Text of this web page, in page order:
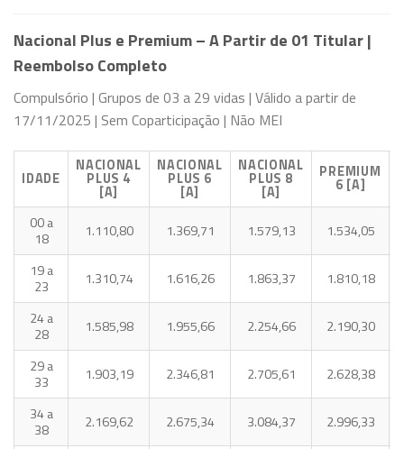
Nacional Plus e Premium – A Partir de 01 Titular |
Reembolso Completo
Compulsório | Grupos de 03 a 29 vidas | Válido a partir de
17/11/2025 | Sem Coparticipação | Não MEI
IDADE
NACIONAL
PLUS 4
[A]
NACIONAL
PLUS 6
[A]
NACIONAL
PLUS 8
[A]
PREMIUM
6 [A]
00 a
18
1.110,80 1.369,71 1.579,13 1.534,05
19 a
23
1.310,74 1.616,26 1.863,37 1.810,18
24 a
28
1.585,98 1.955,66 2.254,66 2.190,30
29 a
33
1.903,19 2.346,81 2.705,61 2.628,38
34 a
38
2.169,62 2.675,34 3.084,37 2.996,33